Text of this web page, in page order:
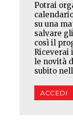
Potrai
su una
salvare
così il
Riceverai
le novità
subito
ACCEDI